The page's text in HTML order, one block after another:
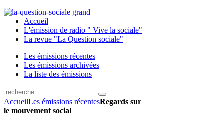
Accueil
L'émission de radio " Vive la sociale"
La revue "La Question sociale"
Les émissions récentes
Les émissions archivées
La liste des émissions
AccueilLes émissions récentesRegards sur
le mouvement social